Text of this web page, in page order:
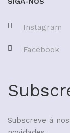
Instagram
Facebook
Subscreve à